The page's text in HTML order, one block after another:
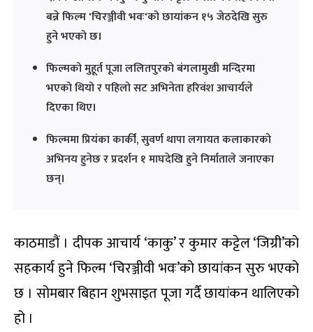
बन्ने फिल्म 'चिरञ्जीवी भवः'को छायांकन १५ जेठदेखि सुरु
हुने भएको छ।
फिल्मको मुहूर्त पूजा ललितपुरको बंगलामुखी मन्दिरमा
भएको थियो र पहिलो सट अभिनेता हरिवंश आचार्यले
दिएका थिए।
फिल्ममा प्रियंका कार्की, सुवर्ण थापा लगायत कलाकारको
अभिनय हुनेछ र प्रदर्शन १ माघदेखि हुने निर्माताले जनाएका
छन्।
काठमाडौं । दीपक आचार्य ‘काकु’ र कुमार कट्टेल ‘जिग्री’को
सहकार्य हुने फिल्म ‘चिरञ्जीवी भवः’को छायांकन सुरु भएको
छ । सोमबार बिहान शुभसाइत पूजा गर्दै छायांकन थालिएको
हो ।